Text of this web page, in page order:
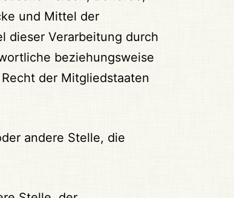
und Mittel der
dieser Verarbeitung durch
beziehungsweise
der Mitgliedstaaten
andere Stelle, die